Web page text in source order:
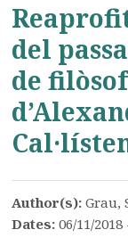
del
de
Author(s):Grau,
Dates:06/11/2018